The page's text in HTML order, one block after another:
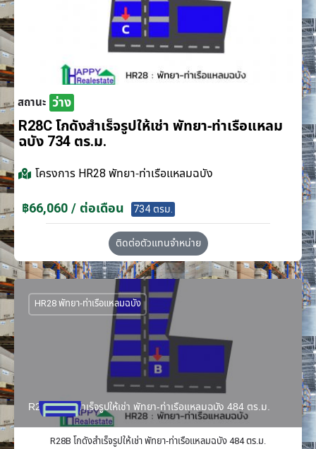
สถานะ ว่าง
R28C โกดังสำเร็จรูปให้เช่า พัทยา-ท่าเรือแหลม
ฉบัง 734 ตร.ม.
โครงการ HR28 พัทยา-ท่าเรือแหลมฉบัง
฿66,060 / ต่อเดือน 734 ตรม.
ติดต่อตัวแทนจำหน่าย
R28B โกดังสำเร็จรูปให้เช่า พัทยา-ท่าเรือแหลมฉบัง 484 ตร.ม.
HR28 พัทยา-ท่าเรือแหลมฉบัง
R28B โกดังสำเร็จรูปให้เช่า พัทยา-ท่าเรือแหลมฉบัง 484 ตร.ม.